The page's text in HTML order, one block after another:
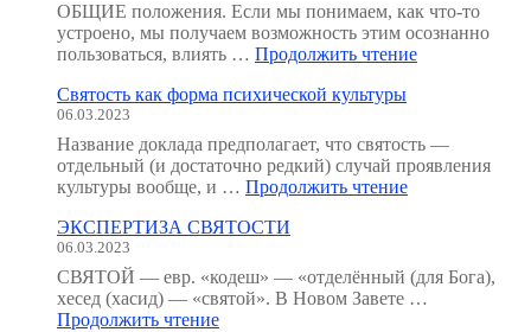
ОБЩИЕ положения. Если мы понимаем, как что-то
устроено, мы получаем возможность этим осознанно
пользоваться, влиять … Продолжить чтение
как
мы
Святость как форма психической культуры
06.03.2023
Название доклада предполагает, что святость —
отдельный (и достаточно редкий) случай проявления
культуры вообще, и … Продолжить чтение"Святость
культуры"
ЭКСПЕРТИЗА СВЯТОСТИ
06.03.2023
СВЯТОЙ — евр. «кодеш» — «отделённый (для Бога),
хесед (хасид) — «святой». В Новом Завете …
Продолжить чтение"ЭКСПЕРТИЗА